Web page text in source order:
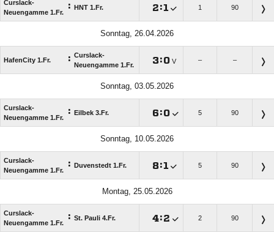
Curslack-
Neuengamme 1.Fr.
: HNT 1.Fr. : 1 90
Sonntag, 26.04.2026
HafenCity 1.Fr. : Curslack-
Neuengamme 1.Fr.
: V – –
Sonntag, 03.05.2026
Curslack-
Neuengamme 1.Fr.
: Eilbek 3.Fr. : 5 90
Sonntag, 10.05.2026
Curslack-
Neuengamme 1.Fr.
: Duvenstedt 1.Fr. : 5 90
Montag, 25.05.2026
Curslack-
Neuengamme 1.Fr.
: St. Pauli 4.Fr. : 2 90